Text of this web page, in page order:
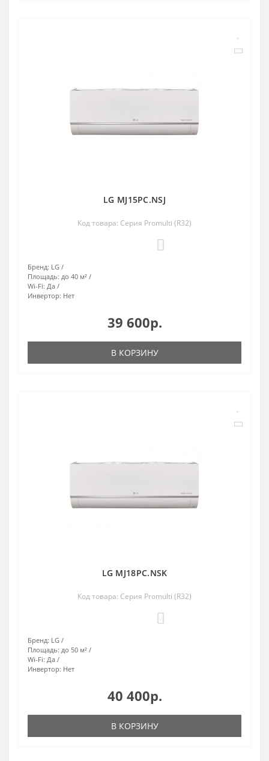
LG MJ15PC.NSJ
Код товара: Серия Promulti (R32)
Бренд: LG
Площадь: до 40 м²
Wi-Fi: Да
Инвертор: Нет
39 600р.
В КОРЗИНУ
LG MJ18PC.NSK
Код товара: Серия Promulti (R32)
Бренд: LG
Площадь: до 50 м²
Wi-Fi: Да
Инвертор: Нет
40 400р.
В КОРЗИНУ